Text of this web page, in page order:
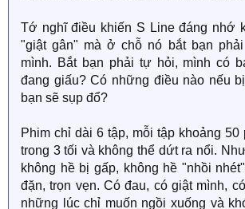
Tớ nghĩ điều khiến S Line đáng nhớ
"giật gân" mà ở chỗ nó bắt bạn
mình. Bắt bạn phải tự hỏi, mình có
đang giấu? Có những điều nào nếu
bạn sẽ sụp đổ?
Phim chỉ dài 6 tập, mỗi tập khoảng 50
trong 3 tối và không thể dứt ra nổi.
không hề bị gấp, không hề "nhồi
đặn, trọn vẹn. Có đau, có giật mình,
những lúc chỉ muốn ngồi xuống và